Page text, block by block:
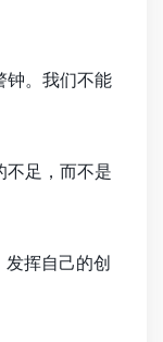
钟。我们不能
不足，而不是
挥自己的创